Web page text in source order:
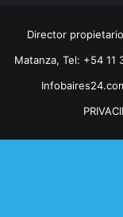
Director
Matanza, Tel: +54